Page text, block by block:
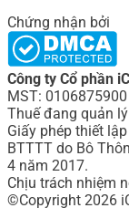
Chứng nhận bởi
Công ty Cổ phần
MST:
Thuế đang quản
Giấy phép thiết
BTTTT do Bô
4 năm 2017.
Chịu trách nhiệm
©Copyright 2026